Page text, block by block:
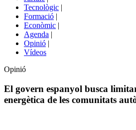
Tecnològic |
Formació |
Econòmic |
Agenda |
Opinió |
Vídeos
Opinió
El govern espanyol busca
energètica de les comunitats